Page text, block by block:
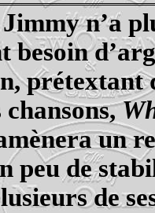
n’a
besoin
prétextant
chansons,
un
peu de
de